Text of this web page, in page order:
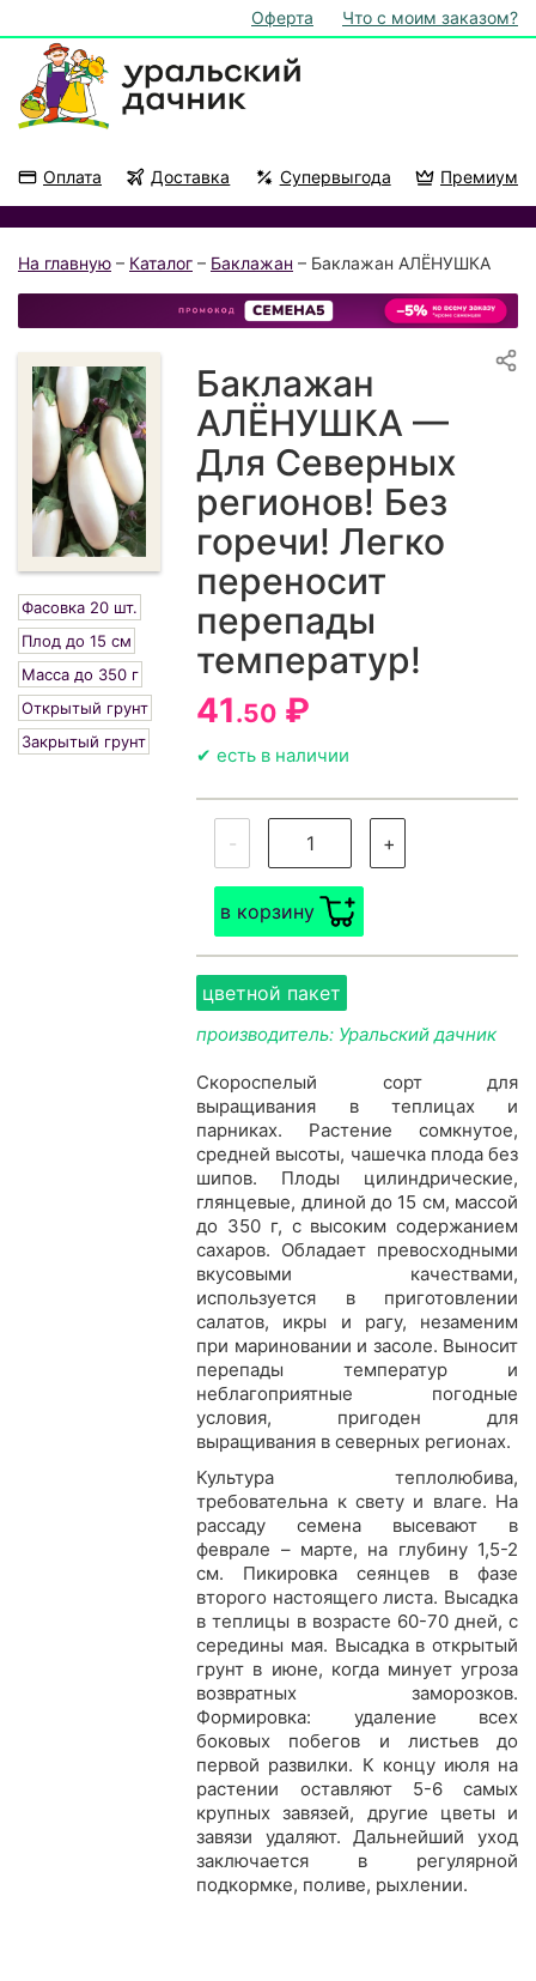
Оферта Что с моим заказом?
Оплата Доставка Супервыгода Премиум
На главную – Каталог – Баклажан – Баклажан АЛЁНУШКА
Фасовка 20 шт.
Плод до 15 см
Масса до 350 г
Открытый грунт
Закрытый грунт
Баклажан
АЛЁНУШКА —
Для Северных
регионов! Без
горечи! Легко
переносит
перепады
температур!
41.50 ₽
✔ есть в наличии
- +
в корзину
цветной пакет
производитель: Уральский дачник
Скороспелый сорт для
выращивания в теплицах и
парниках. Растение сомкнутое,
средней высоты, чашечка плода без
шипов. Плоды цилиндрические,
глянцевые, длиной до 15 см, массой
до 350 г, с высоким содержанием
сахаров. Обладает превосходными
вкусовыми качествами,
используется в приготовлении
салатов, икры и рагу, незаменим
при мариновании и засоле. Выносит
перепады температур и
неблагоприятные погодные
условия, пригоден для
выращивания в северных регионах.
Культура теплолюбива,
требовательна к свету и влаге. На
рассаду семена высевают в
феврале – марте, на глубину 1,5-2
см. Пикировка сеянцев в фазе
второго настоящего листа. Высадка
в теплицы в возрасте 60-70 дней, с
середины мая. Высадка в открытый
грунт в июне, когда минует угроза
возвратных заморозков.
Формировка: удаление всех
боковых побегов и листьев до
первой развилки. К концу июля на
растении оставляют 5-6 самых
крупных завязей, другие цветы и
завязи удаляют. Дальнейший уход
заключается в регулярной
подкормке, поливе, рыхлении.